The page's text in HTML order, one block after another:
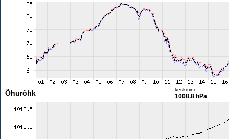
Õhurõhk keskmine
1008.8 hPa